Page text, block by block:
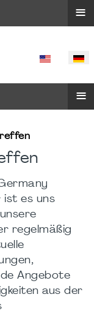
SPRACHE
≡
es uns
regelmäßig
Angebote
aus der
≡